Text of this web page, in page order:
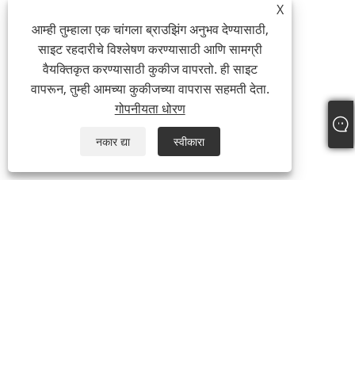
X
आम्ही तुम्हाला एक चांगला ब्राउझिंग अनुभव देण्यासाठी,
साइट रहदारीचे विश्लेषण करण्यासाठी आणि सामग्री
वैयक्तिकृत करण्यासाठी कुकीज वापरतो. ही साइट
वापरून, तुम्ही आमच्या कुकीजच्या वापरास सहमती देता.
गोपनीयता धोरण
नकार द्या स्वीकारा